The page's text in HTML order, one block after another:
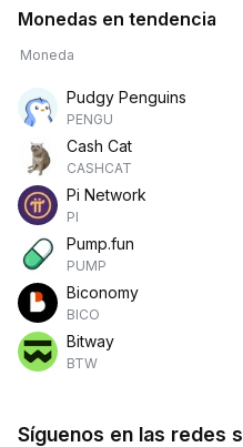
Monedas en tendencia
Moneda
Pudgy Penguins
PENGU
Cash Cat
CASHCAT
Pi Network
PI
Pump.fun
PUMP
Biconomy
BICO
Bitway
BTW
Síguenos en las redes